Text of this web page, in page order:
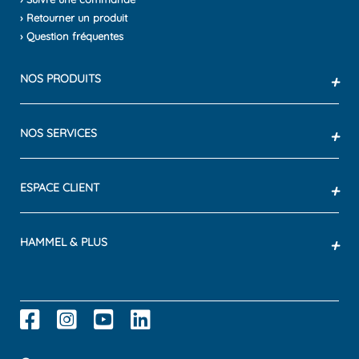
› Retourner un produit
› Question fréquentes
NOS PRODUITS +
NOS SERVICES +
ESPACE CLIENT +
HAMMEL & PLUS +